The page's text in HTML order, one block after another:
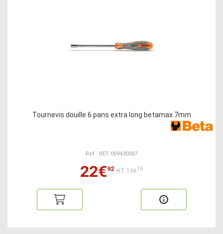
Tournevis douille 6 pans extra long betamax 7mm
Ref : BET 009430007
22€92 HT:19€10